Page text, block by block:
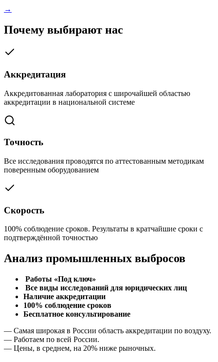
→
Почему выбирают нас
Аккредитация
Аккредитованная лаборатория с широчайшей областью
аккредитации в национальной системе
Точность
Все исследования проводятся по аттестованным методикам
поверенным оборудованием
Скорость
100% соблюдение сроков. Результаты в кратчайшие сроки с
подтверждённой точностью
Анализ промышленных выбросов
Работы «Под ключ»
Все виды исследований для юридических лиц
Наличие аккредитации
100% соблюдение сроков
Бесплатное консультирование
— Самая широкая в России область аккредитации по воздуху.
— Работаем по всей России.
— Цены, в среднем, на 20% ниже рыночных.